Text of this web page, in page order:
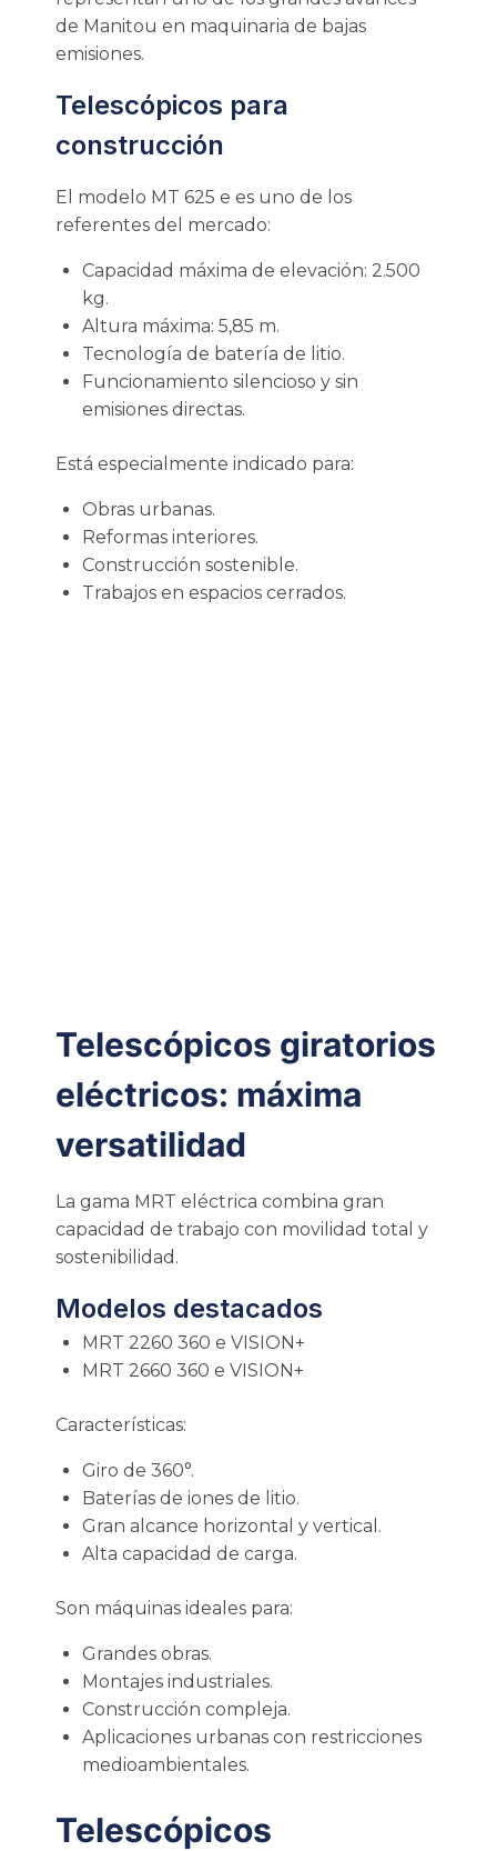
de Manitou en maquinaria de bajas
emisiones.
Telescópicos para
construcción
El modelo MT 625 e es uno de los
referentes del mercado:
Capacidad máxima de elevación: 2.500
kg.
Altura máxima: 5,85 m.
Tecnología de batería de litio.
Funcionamiento silencioso y sin
emisiones directas.
Está especialmente indicado para:
Obras urbanas.
Reformas interiores.
Construcción sostenible.
Trabajos en espacios cerrados.
Telescópicos giratorios
eléctricos: máxima
versatilidad
La gama MRT eléctrica combina gran
capacidad de trabajo con movilidad total y
sostenibilidad.
Modelos destacados
MRT 2260 360 e VISION+
MRT 2660 360 e VISION+
Características:
Giro de 360°.
Baterías de iones de litio.
Gran alcance horizontal y vertical.
Alta capacidad de carga.
Son máquinas ideales para:
Grandes obras.
Montajes industriales.
Construcción compleja.
Aplicaciones urbanas con restricciones
medioambientales.
Telescópicos